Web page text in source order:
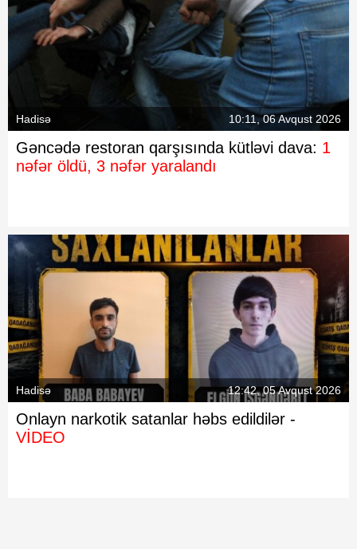
Hadisə 10:11, 06 Avqust 2026
Gəncədə restoran qarşısında kütləvi dava: 1
nəfər öldü, 3 nəfər yaralandı
Hadisə 12:42, 05 Avqust 2026
Onlayn narkotik satanlar həbs edildilər -
VİDEO